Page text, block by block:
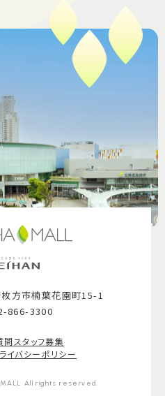
方市楠葉花園町15-1
866-3300
問スタッフ募集
イバシーポリシー
All rights reserved.